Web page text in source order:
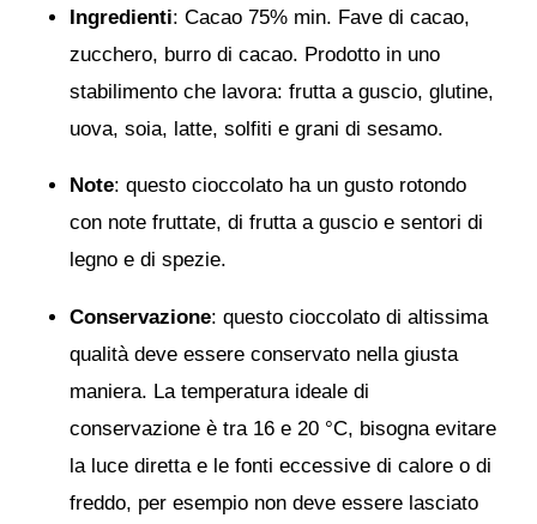
Ingredienti: Cacao 75% min. Fave di cacao,
zucchero, burro di cacao. Prodotto in uno
stabilimento che lavora: frutta a guscio, glutine,
uova, soia, latte, solfiti e grani di sesamo.
Note: questo cioccolato ha un gusto rotondo
con note fruttate, di frutta a guscio e sentori di
legno e di spezie.
Conservazione: questo cioccolato di altissima
qualità deve essere conservato nella giusta
maniera. La temperatura ideale di
conservazione è tra 16 e 20 °C, bisogna evitare
la luce diretta e le fonti eccessive di calore o di
freddo, per esempio non deve essere lasciato